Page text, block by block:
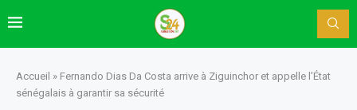
Accueil » Fernando Dias Da Costa arrive à Ziguinchor et appelle l’État
sénégalais à garantir sa sécurité